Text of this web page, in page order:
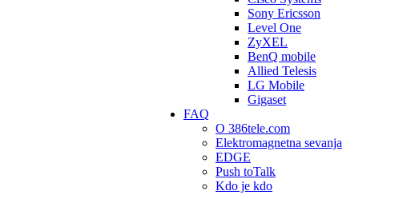
Sony Ericsson
Level One
ZyXEL
BenQ mobile
Allied Telesis
LG Mobile
Gigaset
FAQ
O 386tele.com
Elektromagnetna sevanja
EDGE
Push toTalk
Kdo je kdo